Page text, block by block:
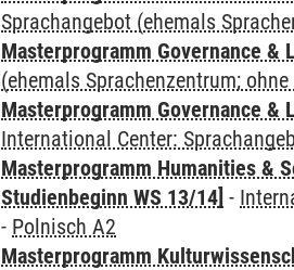
Sprachangebot (ehemals
Masterprogramm Governance &
(ehemals Sprachenzentrum; ohne
Masterprogramm Governance &
International Center:
Masterprogramm Humanities &
Studienbeginn WS 13/14] -
- Polnisch A2
Masterprogramm